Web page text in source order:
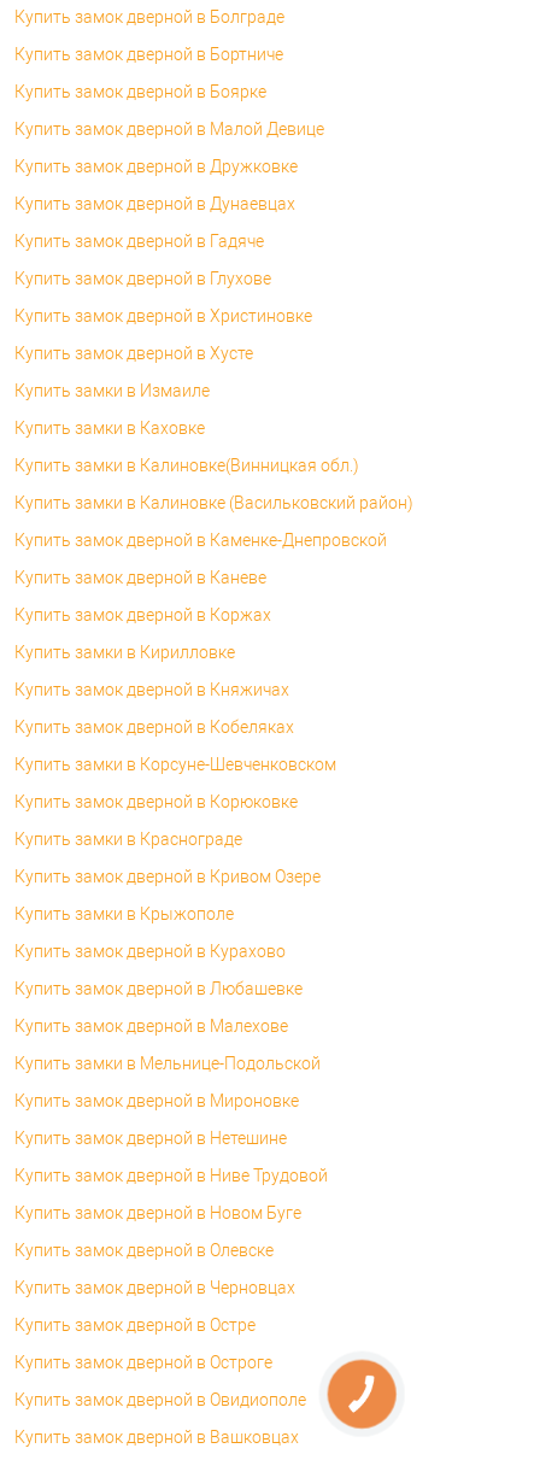
Купить замок дверной в Болграде
Купить замок дверной в Бортниче
Купить замок дверной в Боярке
Купить замок дверной в Малой Девице
Купить замок дверной в Дружковке
Купить замок дверной в Дунаевцах
Купить замок дверной в Гадяче
Купить замок дверной в Глухове
Купить замок дверной в Христиновке
Купить замок дверной в Хусте
Купить замки в Измаиле
Купить замки в Каховке
Купить замки в Калиновке(Винницкая обл.)
Купить замки в Калиновке (Васильковский район)
Купить замок дверной в Каменке-Днепровской
Купить замок дверной в Каневе
Купить замок дверной в Коржах
Купить замки в Кирилловке
Купить замок дверной в Княжичах
Купить замок дверной в Кобеляках
Купить замки в Корсуне-Шевченковском
Купить замок дверной в Корюковке
Купить замки в Краснограде
Купить замок дверной в Кривом Озере
Купить замки в Крыжополе
Купить замок дверной в Курахово
Купить замок дверной в Любашевке
Купить замок дверной в Малехове
Купить замки в Мельнице-Подольской
Купить замок дверной в Мироновке
Купить замок дверной в Нетешине
Купить замок дверной в Ниве Трудовой
Купить замок дверной в Новом Буге
Купить замок дверной в Олевске
Купить замок дверной в Черновцах
Купить замок дверной в Остре
Купить замок дверной в Остроге
Купить замок дверной в Овидиополе
Купить замок дверной в Вашковцах